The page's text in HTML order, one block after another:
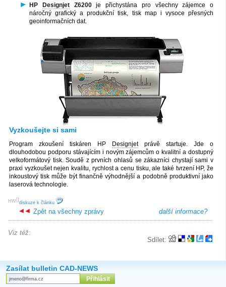
HP
DesignjetZ6200je přichystána pro všechny zájemce o
náročný grafický a produkční tisk, tisk map i vysoce přesných
geoinformačních dat.
Vyzkoušejte si sami
Program zkoušení tiskáren HP Designjetprávě startuje. Jde o
dlouhodobou podporu stávajícím i novým zájemcům o kvalitní a dostupný
velkoformátový tisk. Soudě z prvních ohlasů se zákazníci chystají sami v
praxi vyzkoušet nejen kvalitu, rychlost a cenu tisku, ale také tvrzení HP, že
inkoustový tisk může být finančně výhodnější a podobně produktivní jako
laserová technologie.
[
HW ]
diskuze k článku
další informace?
Zpět na všechny zprávy
Sdílet:
Viz též:
Zasílat bulletin CAD-NEWS